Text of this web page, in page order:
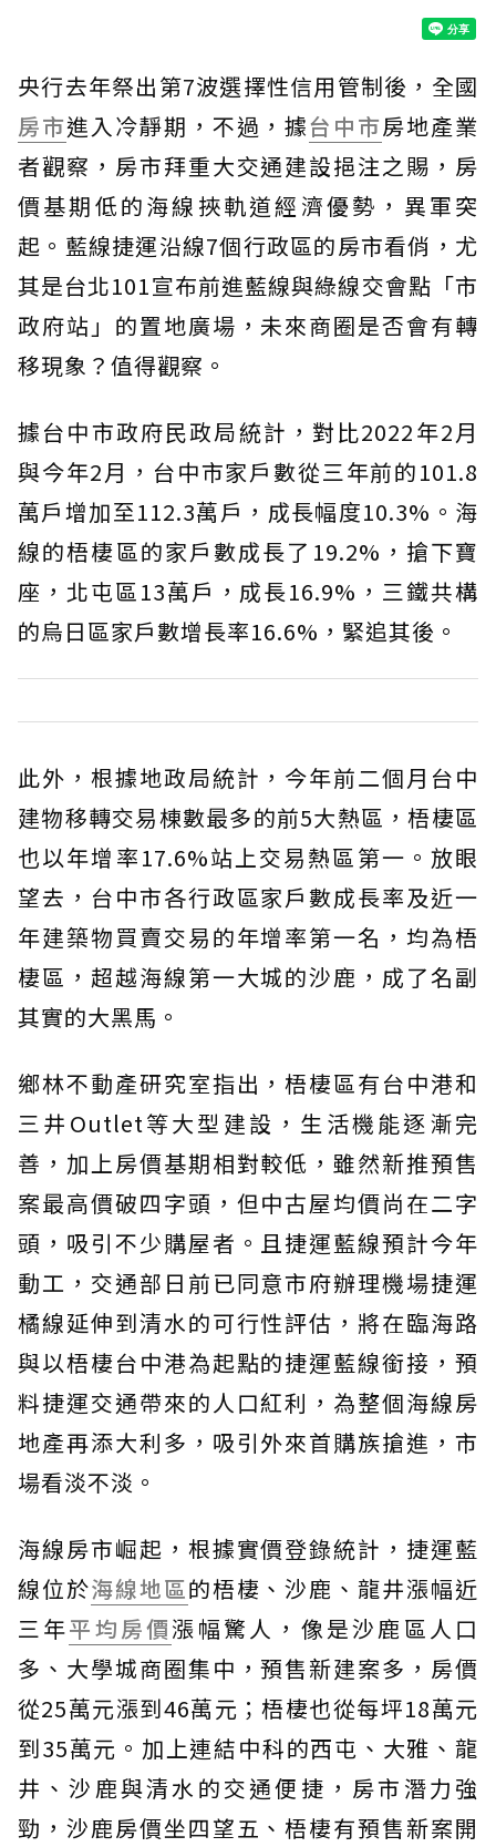
央行去年祭出第7波選擇性信用管制後，全國
房市進入冷靜期，不過，據台中市房地產業
者觀察，房市拜重大交通建設挹注之賜，房
價基期低的海線挾軌道經濟優勢，異軍突
起。藍線捷運沿線7個行政區的房市看俏，尤
其是台北101宣布前進藍線與綠線交會點「市
政府站」的置地廣場，未來商圈是否會有轉
移現象？值得觀察。
據台中市政府民政局統計，對比2022年2月
與今年2月，台中市家戶數從三年前的101.8
萬戶增加至112.3萬戶，成長幅度10.3%。海
線的梧棲區的家戶數成長了19.2%，搶下寶
座，北屯區13萬戶，成長16.9%，三鐵共構
的烏日區家戶數增長率16.6%，緊追其後。
此外，根據地政局統計，今年前二個月台中
建物移轉交易棟數最多的前5大熱區，梧棲區
也以年增率17.6%站上交易熱區第一。放眼
望去，台中市各行政區家戶數成長率及近一
年建築物買賣交易的年增率第一名，均為梧
棲區，超越海線第一大城的沙鹿，成了名副
其實的大黑馬。
鄉林不動產研究室指出，梧棲區有台中港和
三井Outlet等大型建設，生活機能逐漸完
善，加上房價基期相對較低，雖然新推預售
案最高價破四字頭，但中古屋均價尚在二字
頭，吸引不少購屋者。且捷運藍線預計今年
動工，交通部日前已同意市府辦理機場捷運
橘線延伸到清水的可行性評估，將在臨海路
與以梧棲台中港為起點的捷運藍線銜接，預
料捷運交通帶來的人口紅利，為整個海線房
地產再添大利多，吸引外來首購族搶進，市
場看淡不淡。
海線房市崛起，根據實價登錄統計，捷運藍
線位於海線地區的梧棲、沙鹿、龍井漲幅近
三年平均房價漲幅驚人，像是沙鹿區人口
多、大學城商圈集中，預售新建案多，房價
從25萬元漲到46萬元；梧棲也從每坪18萬元
到35萬元。加上連結中科的西屯、大雅、龍
井、沙鹿與清水的交通便捷，房市潛力強
勁，沙鹿房價坐四望五、梧棲有預售新案開